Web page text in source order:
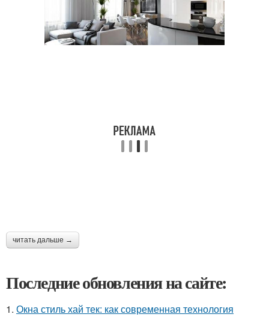
читать дальше →
Последние обновления на сайте:
1. Окна стиль хай тек: как современная технология